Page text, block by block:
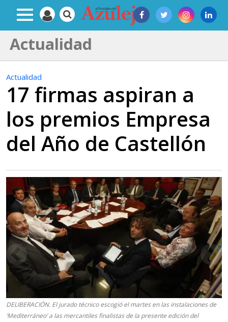
Actualidad
Actualidad
17 firmas aspiran a
los premios Empresa
del Año de Castellón
DELIBERACIÓN. El jurado técnico escogió el martes en las instalaciones de
‘Mediterráneo’ a las mercantiles finalistas de la presente edición del